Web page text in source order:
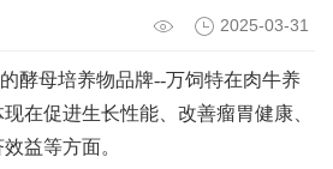
2025-03-31
酵母培养物品牌--万饲特在肉牛养
在促进生长性能、改善瘤胃健康、
益等方面。